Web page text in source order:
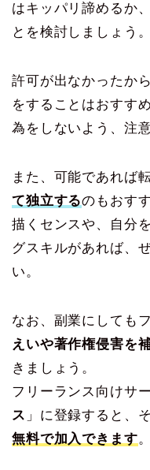
はキッパリ諦めるか
とを検討しましょう。
許可が出なかったか
をすることはおすす
為をしないよう、注
また、可能であれば
て独立するのもおす
描くセンスや、自分
グスキルがあれば、
い。
なお、副業にしても
えいや著作権侵害を
きましょう。
フリーランス向けサ
ス 」に登録すると、
無料で加入できます。